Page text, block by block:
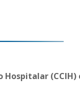
Hospitalar